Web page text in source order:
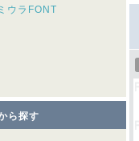
ウラFONT
ら探す